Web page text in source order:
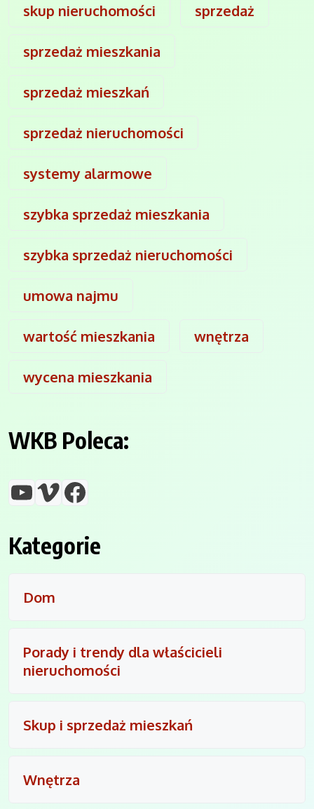
skup nieruchomości sprzedaż
sprzedaż mieszkania
sprzedaż mieszkań
sprzedaż nieruchomości
systemy alarmowe
szybka sprzedaż mieszkania
szybka sprzedaż nieruchomości
umowa najmu
wartość mieszkania wnętrza
wycena mieszkania
WKB Poleca:
YouTube
VimeoFacebook
Kategorie
Dom
Porady i trendy dla właścicieli
nieruchomości
Skup i sprzedaż mieszkań
Wnętrza